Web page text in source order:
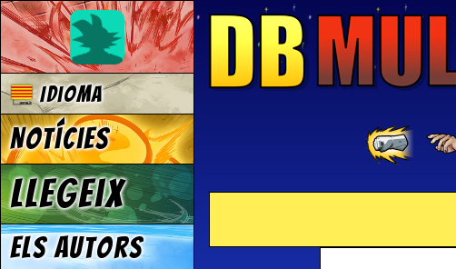
Idioma
Notícies
Llegeix
Els autors